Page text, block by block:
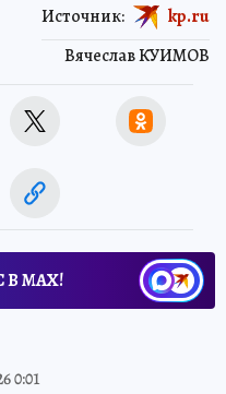
Вячеслав КУИМОВ
Источник: kp.ru
В МАХ!
0:01